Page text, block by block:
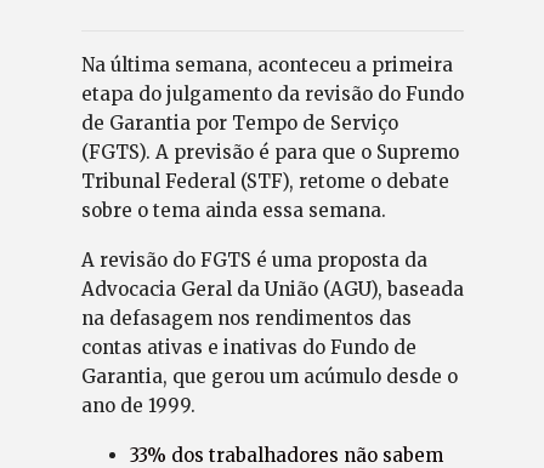
Na última semana, aconteceu a primeira
etapa do julgamento da revisão do Fundo
de Garantia por Tempo de Serviço
(FGTS). A previsão é para que o Supremo
Tribunal Federal (STF), retome o debate
sobre o tema ainda essa semana.
A revisão do FGTS é uma proposta da
Advocacia Geral da União (AGU), baseada
na defasagem nos rendimentos das
contas ativas e inativas do Fundo de
Garantia, que gerou um acúmulo desde o
ano de 1999.
33% dos trabalhadores não sabem